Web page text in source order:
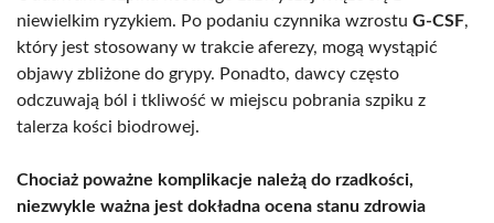
niewielkim ryzykiem. Po podaniu czynnika wzrostu G-CSF,
który jest stosowany w trakcie aferezy, mogą wystąpić
objawy zbliżone do grypy. Ponadto, dawcy często
odczuwają ból i tkliwość w miejscu pobrania szpiku z
talerza kości biodrowej.
Chociaż poważne komplikacje należą do rzadkości,
niezwykle ważna jest dokładna ocena stanu zdrowia